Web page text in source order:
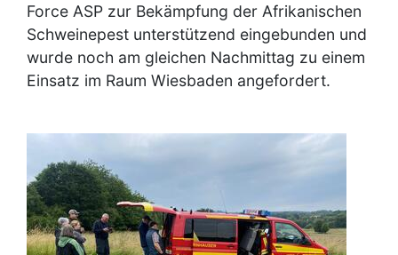
Force ASP zur Bekämpfung der Afrikanischen
Schweinepest unterstützend eingebunden und
wurde noch am gleichen Nachmittag zu einem
Einsatz im Raum Wiesbaden angefordert.